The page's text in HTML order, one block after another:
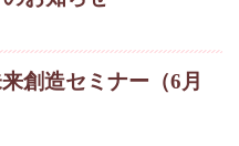
創造セミナー（6月